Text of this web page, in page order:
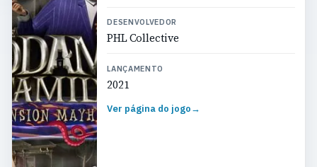
DESENVOLVEDOR
PHL Collective
LANÇAMENTO
2021
Ver página do jogo→